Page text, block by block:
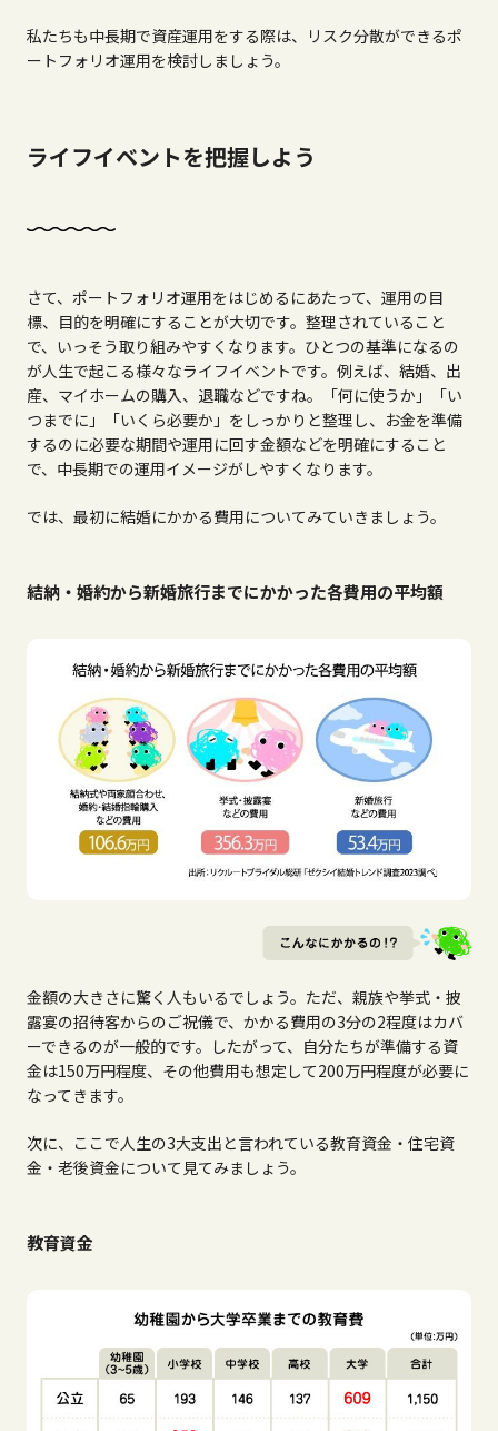
私たちも中長期で資産運用をする際は、リスク分散ができるポ
ートフォリオ運用を検討しましょう。
ライフイベントを把握しよう
さて、ポートフォリオ運用をはじめるにあたって、運用の目
標、目的を明確にすることが大切です。整理されていること
で、いっそう取り組みやすくなります。ひとつの基準になるの
が人生で起こる様々なライフイベントです。例えば、結婚、出
産、マイホームの購入、退職などですね。「何に使うか」「い
つまでに」「いくら必要か」をしっかりと整理し、お金を準備
するのに必要な期間や運用に回す金額などを明確にすること
で、中長期での運用イメージがしやすくなります。
では、最初に結婚にかかる費用についてみていきましょう。
結納・婚約から新婚旅行までにかかった各費用の平均額
金額の大きさに驚く人もいるでしょう。ただ、親族や挙式・披
露宴の招待客からのご祝儀で、かかる費用の3分の2程度はカバ
ーできるのが一般的です。したがって、自分たちが準備する資
金は150万円程度、その他費用も想定して200万円程度が必要に
なってきます。
次に、ここで人生の3大支出と言われている教育資金・住宅資
金・老後資金について見てみましょう。
教育資金